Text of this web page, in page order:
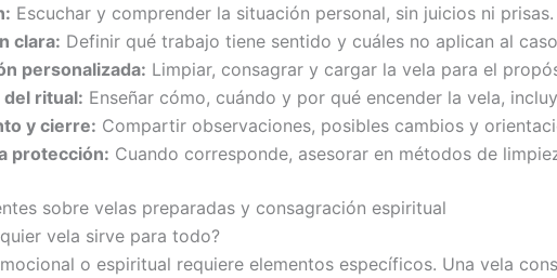
Escuchar y comprender la situación personal, sin juicios ni prisas.
clara: Definir qué trabajo tiene sentido y cuáles no aplican al
personalizada: Limpiar, consagrar y cargar la vela para el
del ritual: Enseñar cómo, cuándo y por qué encender la vela,
y cierre: Compartir observaciones, posibles cambios y
protección: Cuando corresponde, asesorar en métodos de
sobre velas preparadas y consagración espiritual
vela sirve para todo?
o espiritual requiere elementos específicos. Una vela